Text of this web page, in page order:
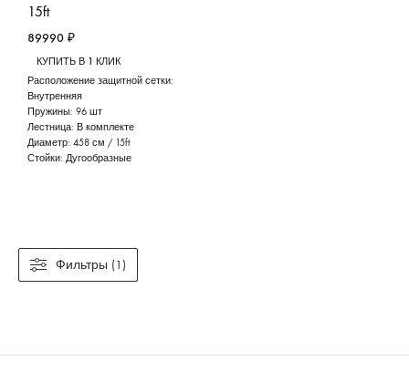
15ft
89990 ₽
КУПИТЬ В 1 КЛИК
Расположение защитной сетки:
Внутренняя
Пружины: 96 шт
Лестница: В комплекте
Диаметр: 458 см / 15ft
Стойки: Дугообразные
Фильтры (1)